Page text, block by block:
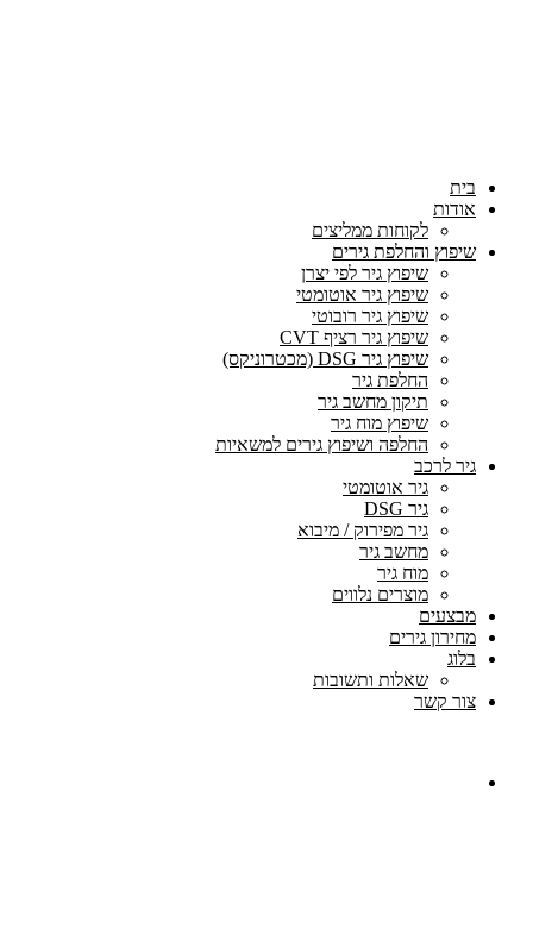
בית
אודות
לקוחות ממליצים
שיפוץ והחלפת גירים
שיפוץ גיר לפי יצרן
שיפוץ גיר אוטומטי
שיפוץ גיר רובוטי
שיפוץ גיר רציף CVT
שיפוץ גיר DSG (מכטרוניקס)
החלפת גיר
תיקון מחשב גיר
שיפוץ מוח גיר
החלפה ושיפוץ גירים למשאיות
גיר לרכב
גיר אוטומטי
גיר DSG
גיר מפירוק / מיבוא
מחשב גיר
מוח גיר
מוצרים נלווים
מבצעים
מחירון גירים
בלוג
שאלות ותשובות
צור קשר